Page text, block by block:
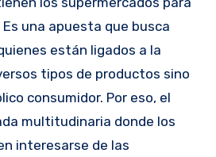
una apuesta que busca
están ligados a la
tipos de productos sino
consumidor. Por eso, el
multitudinaria donde los
interesarse de las